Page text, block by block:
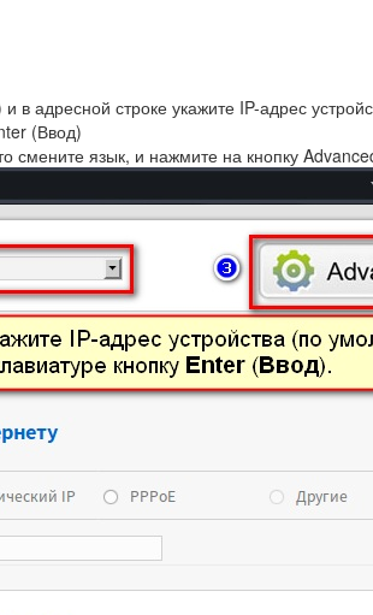
в адресной строке укажите IP-адрес
(Ввод)
смените язык, и нажмите на кнопку